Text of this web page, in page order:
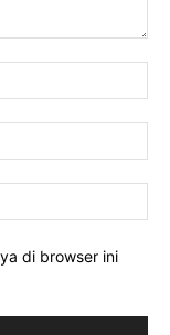
di browser ini